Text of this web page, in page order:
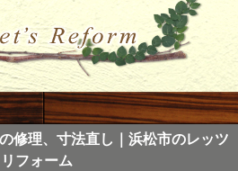
修理、寸法直し｜浜松市のレッツ
リフォーム